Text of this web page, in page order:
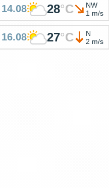
14.08 28°C
NW
1 m/s
16.08 27°C
N
2 m/s